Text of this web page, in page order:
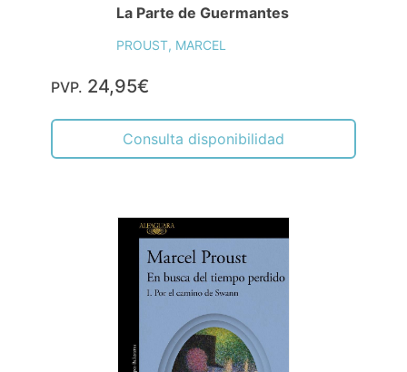
La Parte de Guermantes
PROUST, MARCEL
PVP. 24,95€
Consulta disponibilidad